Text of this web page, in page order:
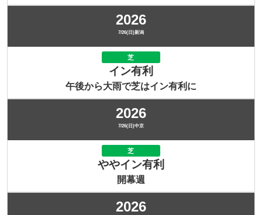
2026
7/26(日)新潟
芝
イン有利
午後から大雨で芝はイン有利に
2026
7/26(日)中京
芝
ややイン有利
開幕週
2026